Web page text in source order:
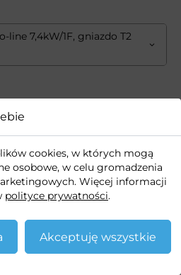
line 7,4kW/1F, gniazdo T2
3,5”
cookies, w których mogą
osobowe, w celu gromadzenia
Więcej informacji
polityce prywatności.
Akceptuję wszystkie